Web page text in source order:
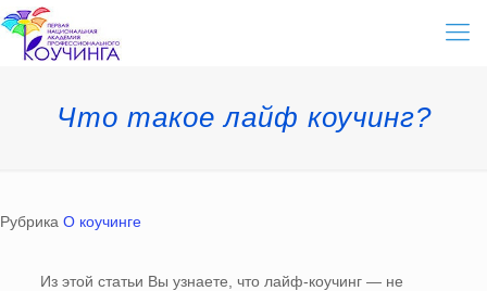
Что такое лайф коучинг?
Рубрика О коучинге
Из этой статьи Вы узнаете, что лайф-коучинг — не